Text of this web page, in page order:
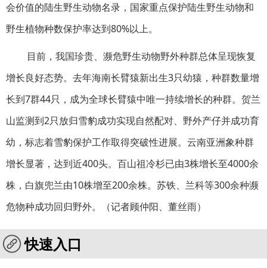
会价值的陆生野生动物名录，国家重点保护陆生野生动物和
野生植物种数保护率达到80%以上。
目前，我国珍贵、濒危野生动物野外种群总体呈现恢复
增长良好态势。去年海南长臂猿新出生3只幼猿，种群数量增
长到7群44只，成为全球长臂猿中唯一持续增长的种群。贺兰
山监测到2只放归雪豹成功实现自然配对、野外产仔并成功育
幼，标志着雪豹保护工作取得突破性进展。云南亚洲象种群
增长显著，达到近400头。百山祖冷杉已由3株增长至4000余
株，白旗兜兰由10株增至200余株。苏铁、兰科等300余种濒
危物种成功回归野外。（记者顾仲阳、董丝雨）
快速入口